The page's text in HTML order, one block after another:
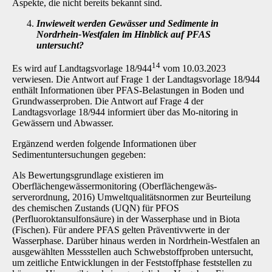
Aspekte, die nicht bereits be­kannt sind.
Inwieweit werden Gewässer und Sedimente in
Nordrhein-Westfalen im Hinblick auf PFAS
untersucht?
Es wird auf Landtagsvorlage 18/94414 vom 10.03.2023
verwiesen. Die Antwort auf Frage 1 der Landtagsvorlage 18/944
enthält Informationen über PFAS-Belastungen in Boden und
Grund­wasserproben. Die Antwort auf Frage 4 der
Landtagsvorlage 18/944 informiert über das Mo-nitoring in
Gewässern und Abwasser.
Ergänzend werden folgende Informationen über
Sedimentuntersuchungen gegeben:
Als Bewertungsgrundlage existieren im
Oberflächengewässermonitoring (Oberflächengewäs-
serverordnung, 2016) Umweltqualitätsnormen zur Beurteilung
des chemischen Zustands (UQN) für PFOS
(Perfluoroktansulfonsäure) in der Wasserphase und in Biota
(Fischen). Für andere PFAS gelten Präventivwerte in der
Wasserphase. Darüber hinaus werden in Nord­rhein-Westfalen an
ausgewählten Messstellen auch Schwebstoffproben untersucht,
um zeitli­che Entwicklungen in der Feststoffphase feststellen zu